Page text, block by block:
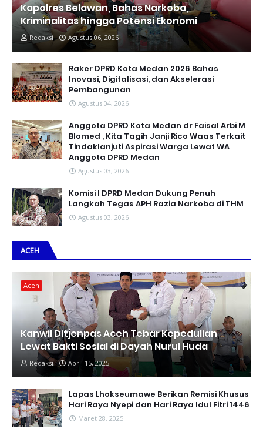
Kapolres Belawan, Bahas Narkoba,
Kriminalitas hingga Potensi Ekonomi
Redaksi Agustus 06, 2026
Raker DPRD Kota Medan 2026 Bahas
Inovasi, Digitalisasi, dan Akselerasi
Pembangunan
Agustus 04, 2026
Anggota DPRD Kota Medan dr Faisal Arbi M
Blomed , Kita Tagih Janji Rico Waas Terkait
Tindaklanjuti Aspirasi Warga Lewat WA
Anggota DPRD Medan
Agustus 03, 2026
Komisi I DPRD Medan Dukung Penuh
Langkah Tegas APH Razia Narkoba di THM
Agustus 03, 2026
ACEH
Aceh
Kanwil Ditjenpas Aceh Tebar Kepedulian
Lewat Bakti Sosial di Dayah Nurul Huda
Redaksi April 15, 2025
Lapas Lhokseumawe Berikan Remisi Khusus
Hari Raya Nyepi dan Hari Raya Idul Fitri 1446
Maret 28, 2025